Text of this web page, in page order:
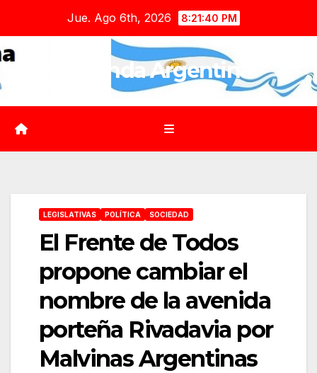
contenido
Jue. Ago 6th, 2026 8:21:41 PM
Agenda Argentina
LEGISLATIVAS POLÍTICA SOCIEDAD
El Frente de Todos
propone cambiar el
nombre de la avenida
porteña Rivadavia por
Malvinas Argentinas